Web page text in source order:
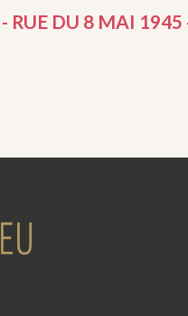
DU 8 MAI